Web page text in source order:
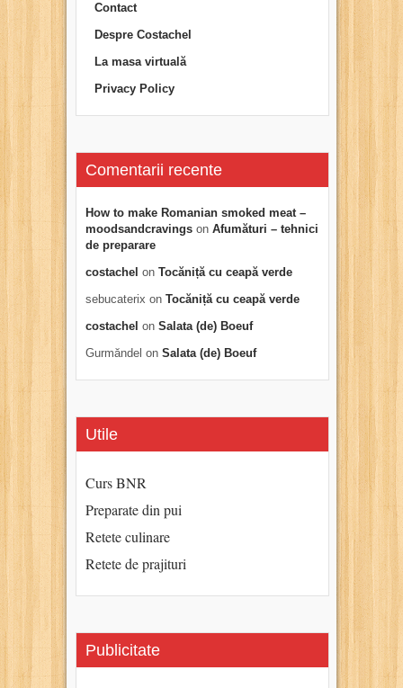
Contact
Despre Costachel
La masa virtuală
Privacy Policy
Comentarii recente
How to make Romanian smoked meat –
moodsandcravings on Afumături – tehnici
de preparare
costachel on Tocăniță cu ceapă verde
sebucaterix on Tocăniță cu ceapă verde
costachel on Salata (de) Boeuf
Gurmăndel on Salata (de) Boeuf
Utile
Curs BNR
Preparate din pui
Retete culinare
Retete de prajituri
Publicitate